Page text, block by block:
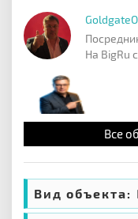
На BigRu
Все
Вид объекта: